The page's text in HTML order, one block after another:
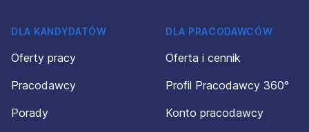
DLA KANDYDATÓW
Oferty pracy
Pracodawcy
Porady
DLA PRACODAWCÓW
Oferta i cennik
Profil Pracodawcy 360°
Konto pracodawcy